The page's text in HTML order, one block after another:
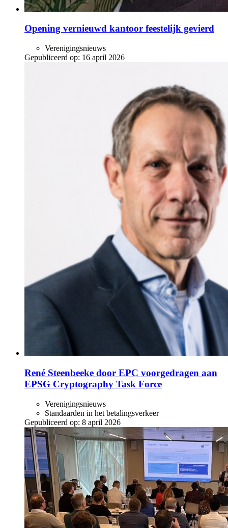
Opening vernieuwd kantoor feestelijk gevierd
Verenigingsnieuws
Gepubliceerd op: 16 april 2026
René Steenbeeke door EPC voorgedragen aan
EPSG Cryptography Task Force
Verenigingsnieuws
Standaarden in het betalingsverkeer
Gepubliceerd op: 8 april 2026